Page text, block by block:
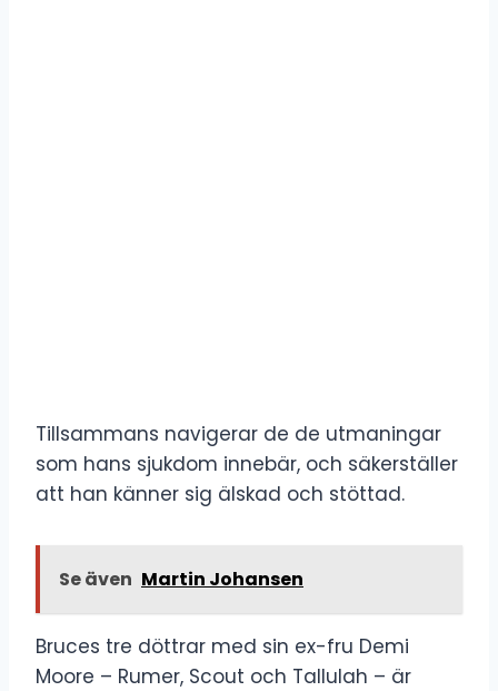
Tillsammans navigerar de de utmaningar
som hans sjukdom innebär, och säkerställer
att han känner sig älskad och stöttad.
Se även Martin Johansen
Bruces tre döttrar med sin ex-fru Demi
Moore – Rumer, Scout och Tallulah – är